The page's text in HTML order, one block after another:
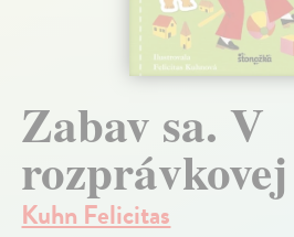
Zabav sa. V
Kuhn Felicitas